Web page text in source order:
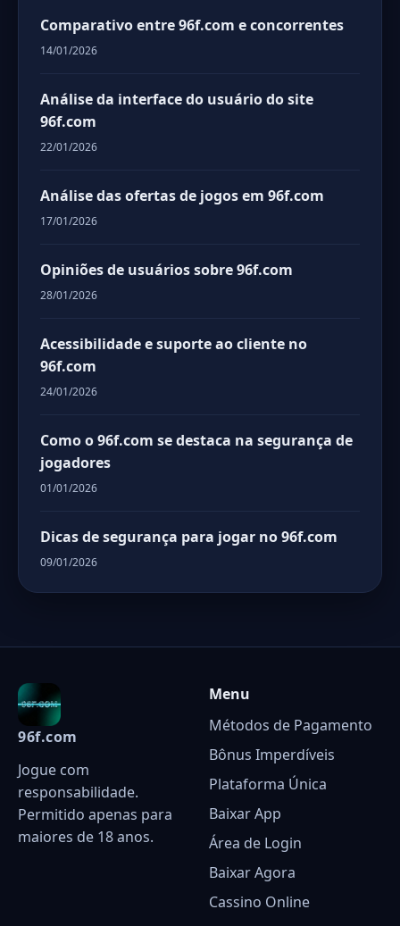
Comparativo entre 96f.com e concorrentes
14/01/2026
Análise da interface do usuário do site
96f.com
22/01/2026
Análise das ofertas de jogos em 96f.com
17/01/2026
Opiniões de usuários sobre 96f.com
28/01/2026
Acessibilidade e suporte ao cliente no
96f.com
24/01/2026
Como o 96f.com se destaca na segurança de
jogadores
01/01/2026
Dicas de segurança para jogar no 96f.com
09/01/2026
96f.com
Jogue com
responsabilidade.
Permitido apenas para
maiores de 18 anos.
Menu
Métodos de Pagamento
Bônus Imperdíveis
Plataforma Única
Baixar App
Área de Login
Baixar Agora
Cassino Online